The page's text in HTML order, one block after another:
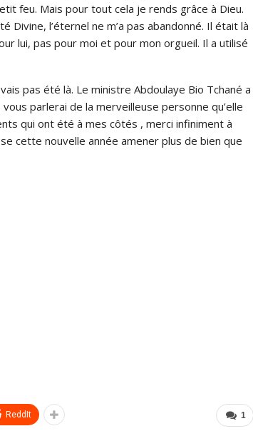
feu. Mais pour tout cela je rends grâce à Dieu.
l’éternel ne m’a pas abandonné. Il était là
lui, pas pour moi et pour mon orgueil. Il a utilisé
pas été là. Le ministre Abdoulaye Bio Tchané a
parlerai de la merveilleuse personne qu’elle
qui ont été à mes côtés , merci infiniment à
cette nouvelle année amener plus de bien que
1
ReddIt